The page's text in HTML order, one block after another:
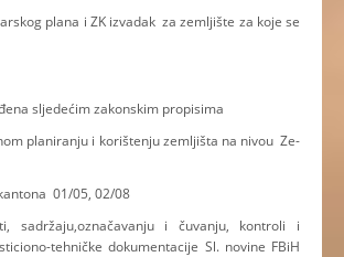
plana i ZK izvadak za zemljište za koje se
sljedećim zakonskim propisima
planiranju i korištenju zemljišta na nivou Ze-
01/05, 02/08
i čuvanju, kontroli i
tehničke dokumentacije Sl. novine FBiH